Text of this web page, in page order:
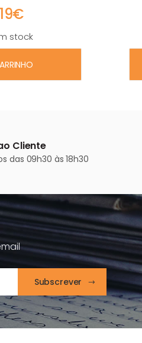
stock
Cliente
das 09h30 às 18h30
Subscrever